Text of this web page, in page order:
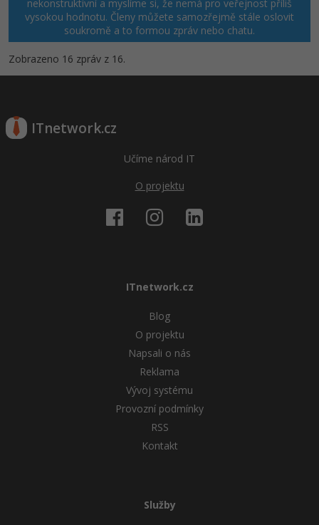
nekonstruktivní a myslíme si, že nemá pro veřejnost příliš
vysokou hodnotu. Členy můžete samozřejmě stále oslovit
soukromě a to formou zpráv nebo chatu.
Zobrazeno 16 zpráv z 16.
ITnetwork.cz
Učíme národ IT
O projektu
ITnetwork.cz
Blog
O projektu
Napsali o nás
Reklama
Vývoj systému
Provozní podmínky
RSS
Kontakt
Služby